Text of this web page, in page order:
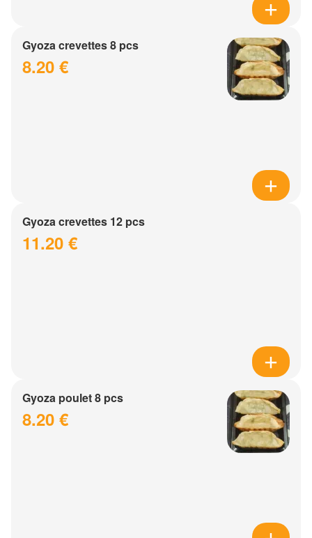
Gyoza crevettes 8 pcs
8.20 €
Gyoza crevettes 12 pcs
11.20 €
Gyoza poulet 8 pcs
8.20 €